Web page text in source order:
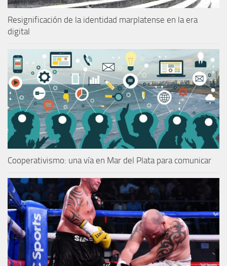
Resignificación de la identidad marplatense en la era
digital
Cooperativismo: una vía en Mar del Plata para comunicar